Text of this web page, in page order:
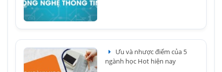
Ưu và nhược điểm của 5
ngành học Hot hiện nay